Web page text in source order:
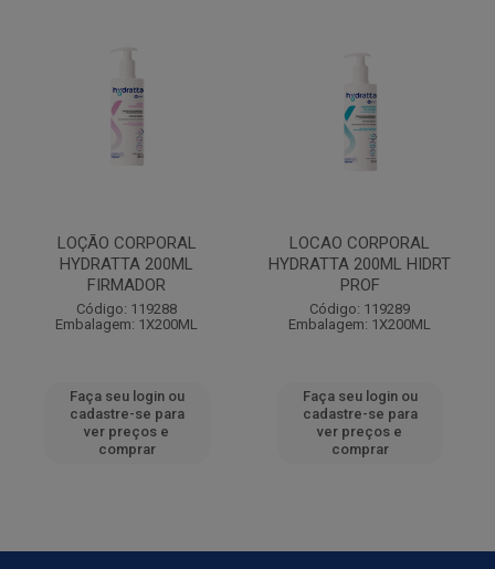
LOÇÃO CORPORAL
HYDRATTA 200ML
FIRMADOR
Código: 119288
Embalagem: 1X200ML
Faça seu login ou
cadastre-se para
ver preços e
comprar
LOCAO CORPORAL
HYDRATTA 200ML HIDRT
PROF
Código: 119289
Embalagem: 1X200ML
Faça seu login ou
cadastre-se para
ver preços e
comprar